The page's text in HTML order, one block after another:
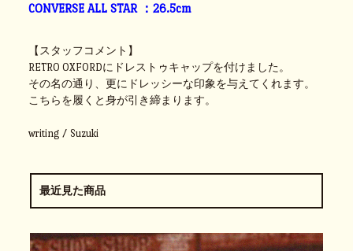
CONVERSE ALL STAR ：26.5cm
【スタッフコメント】
RETRO OXFORDにドレストゥキャップを付けました。
その名の通り、更にドレッシーな印象を与えてくれます。
こちらを履くと身が引き締まります。
writing / Suzuki
最近見た商品